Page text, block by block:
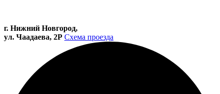
г. Нижний Новгород,
ул. Чаадаева, 2Р Схема проезда